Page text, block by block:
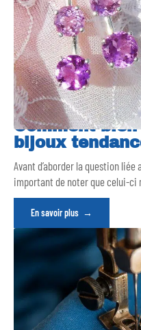
Comment
bijoux
Avant d’aborder la question
important de noter que celui-ci
En savoir plus